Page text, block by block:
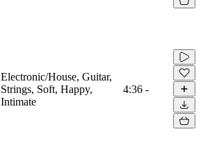
Electronic/House, Guitar,
Strings, Soft, Happy,
Intimate
4:36 -